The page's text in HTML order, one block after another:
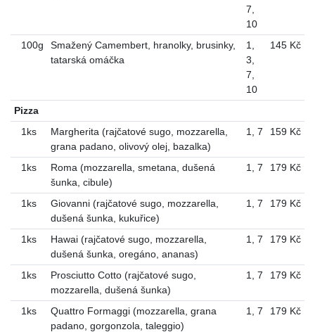
7,
10
100g
Smažený Camembert, hranolky, brusinky,
tatarská omáčka
1,
3,
7,
10
145 Kč
Pizza
1ks
Margherita (rajčatové sugo, mozzarella,
grana padano, olivový olej, bazalka)
1, 7 159 Kč
1ks
Roma (mozzarella, smetana, dušená
šunka, cibule)
1, 7 179 Kč
1ks
Giovanni (rajčatové sugo, mozzarella,
dušená šunka, kukuřice)
1, 7 179 Kč
1ks
Hawai (rajčatové sugo, mozzarella,
dušená šunka, oregáno, ananas)
1, 7 179 Kč
1ks
Prosciutto Cotto (rajčatové sugo,
mozzarella, dušená šunka)
1, 7 179 Kč
1ks
Quattro Formaggi (mozzarella, grana
padano, gorgonzola, taleggio)
1, 7 179 Kč